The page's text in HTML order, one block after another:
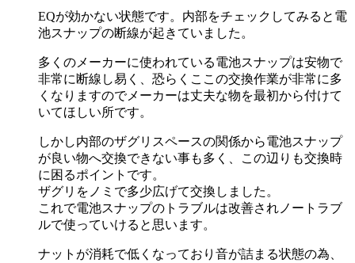
EQが効かない状態です。内部をチェックしてみると電
池スナップの断線が起きていました。
多くのメーカーに使われている電池スナップは安物で
非常に断線し易く、恐らくここの交換作業が非常に多
くなりますのでメーカーは丈夫な物を最初から付けて
いてほしい所です。
しかし内部のザグリスペースの関係から電池スナップ
が良い物へ交換できない事も多く、この辺りも交換時
に困るポイントです。
ザグリをノミで多少広げて交換しました。
これで電池スナップのトラブルは改善されノートラブ
ルで使っていけると思います。
ナットが消耗で低くなっており音が詰まる状態の為、